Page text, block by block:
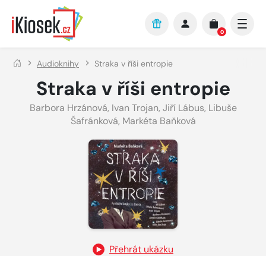
Přejít na hlavní obsah
0
Audioknihy Straka v říši entropie
Straka v říši entropie
Barbora Hrzánová, Ivan Trojan, Jiří Lábus, Libuše
Šafránková, Markéta Baňková
Přehrát ukázku